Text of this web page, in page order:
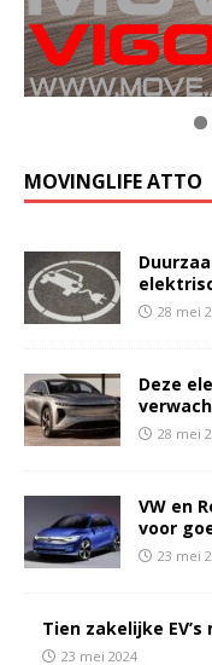
MOVINGLIFE ATTO
28 mei
Deze
28 mei
VW en
voor
23 mei
Tien zakelijke
23 mei 2024